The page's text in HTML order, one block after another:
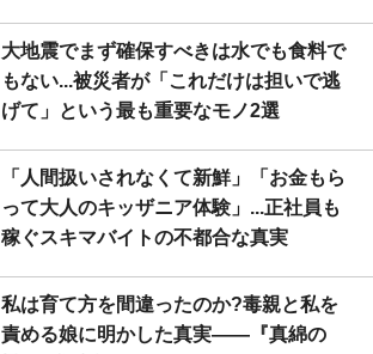
大地震でまず確保すべきは水でも食料で
もない...被災者が「これだけは担いで逃
げて」という最も重要なモノ2選
「人間扱いされなくて新鮮」「お金もら
って大人のキッザニア体験」...正社員も
稼ぐスキマバイトの不都合な真実
私は育て方を間違ったのか?毒親と私を
責める娘に明かした真実――『真綿の